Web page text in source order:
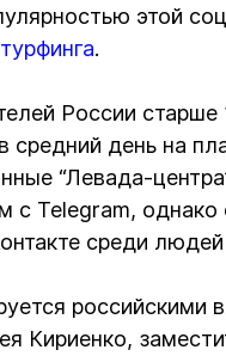
этой
.
России
средний день на
“Левада-
с Telegram,
среди
российскими
Кириенко,